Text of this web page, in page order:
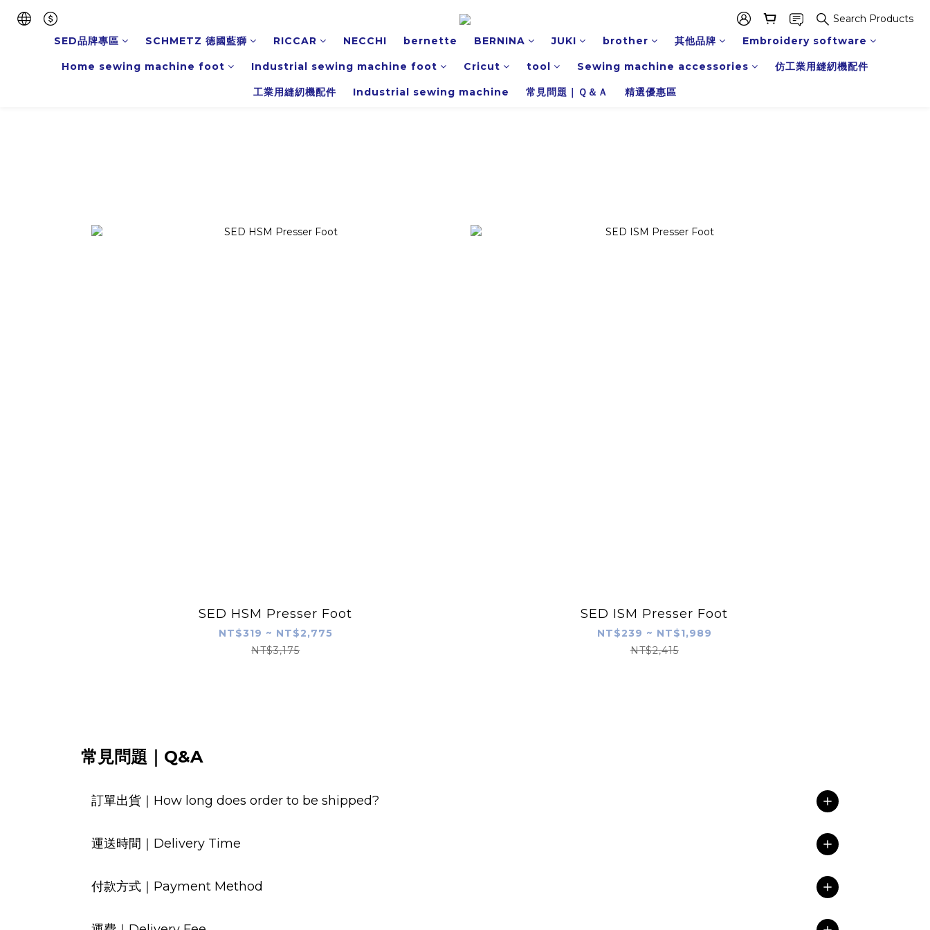
Search Products
SED品牌專區
SCHMETZ 德國藍獅 RICCAR NECCHI bernette BERNINA JUKI brother 其他品牌 Embroidery software
Home sewing machine foot Industrial sewing machine foot Cricut tool Sewing machine accessories 仿工業用縫紉機配件
工業用縫紉機配件 Industrial sewing machine 常見問題｜Ｑ＆Ａ 精選優惠區
SED HSM Presser Foot
NT$319 ~ NT$2,775
NT$3,175
SED ISM Presser Foot
NT$239 ~ NT$1,989
NT$2,415
常見問題｜Q&A
訂單出貨｜How long does order to be shipped?
運送時間｜Delivery Time
付款方式｜Payment Method